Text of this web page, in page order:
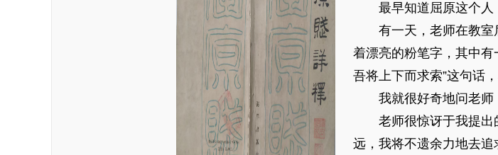
最早知道屈原这个人，
有一天，老师在教室
着漂亮的粉笔字，其中有
吾将上下而求索”这句话
我就很好奇地问老师：
老师很惊讶于我提出
远，我将不遗余力地去